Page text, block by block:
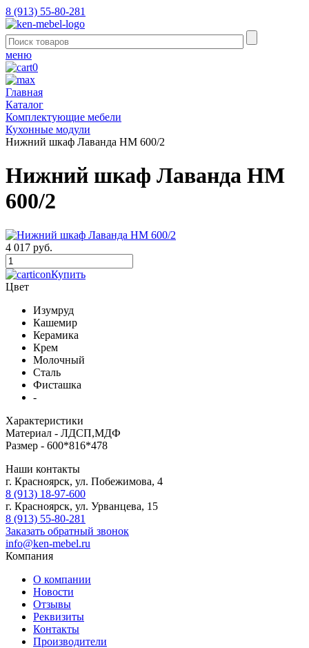
8 (913) 55-80-281
меню
0
Главная
Каталог
Комплектующие мебели
Кухонные модули
Нижний шкаф Лаванда НМ 600/2
Нижний шкаф Лаванда НМ
600/2
4 017 руб.
Купить
Цвет
Изумруд
Кашемир
Керамика
Крем
Молочный
Сталь
Фисташка
-
Характеристики
Материал - ЛДСП,МДФ
Размер - 600*816*478
Наши контакты
г. Красноярск, ул. Побежимова, 4
8 (913) 18-97-600
г. Красноярск, ул. Урванцева, 15
8 (913) 55-80-281
Заказать обратный звонок
info@ken-mebel.ru
Компания
О компании
Новости
Отзывы
Реквизиты
Контакты
Производители